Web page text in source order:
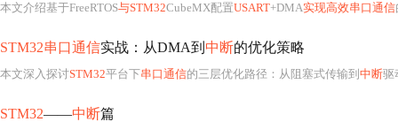
本文介绍基于FreeRTOS与STM32CubeMX配置USART+DMA实现高效串口通信
STM32串口通信实战：从DMA到 中断的优化策略
本文深入探讨STM32平台下串口通信的三层优化路径：从阻塞式传输到 中断驱
STM32——中断篇